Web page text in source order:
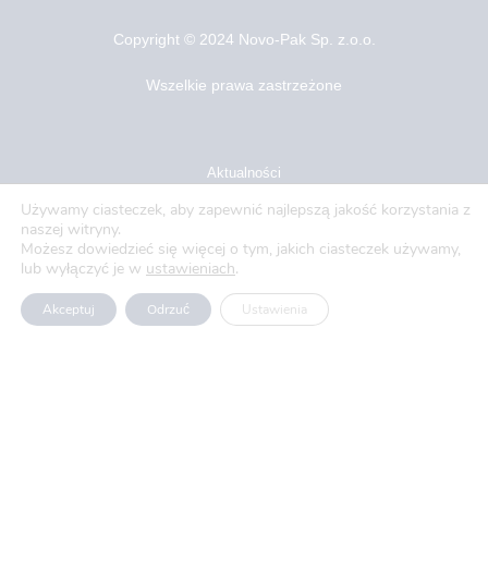
Copyright © 2024 Novo-Pak Sp. z.o.o.
Wszelkie prawa zastrzeżone
Aktualności
Blog
O nas
Oferty pracy
Używamy ciasteczek, aby zapewnić najlepszą jakość korzystania z
naszej witryny.
Możesz dowiedzieć się więcej o tym, jakich ciasteczek używamy,
lub wyłączyć je w ustawieniach.
Akceptuj Odrzuć Ustawienia